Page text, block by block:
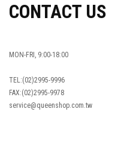
CONTACT US
MON-FRI, 9:00-18:00
TEL:(02)2995-9996
FAX:(02)2995-9978
service@queenshop.com.tw